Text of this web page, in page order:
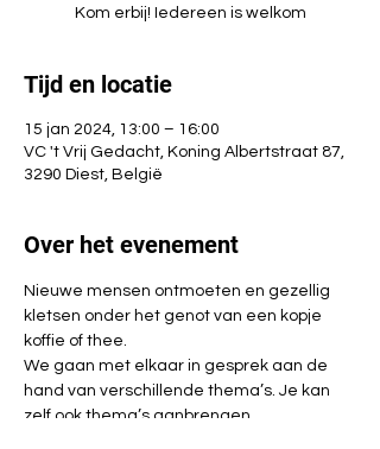
Kom erbij! Iedereen is welkom
Tijd en locatie
15 jan 2024, 13:00 – 16:00
VC 't Vrij Gedacht, Koning Albertstraat 87,
3290 Diest, België
Over het evenement
Nieuwe mensen ontmoeten en gezellig
kletsen onder het genot van een kopje
koffie of thee.
We gaan met elkaar in gesprek aan de
hand van verschillende thema’s. Je kan
zelf ook thema’s aanbrengen.